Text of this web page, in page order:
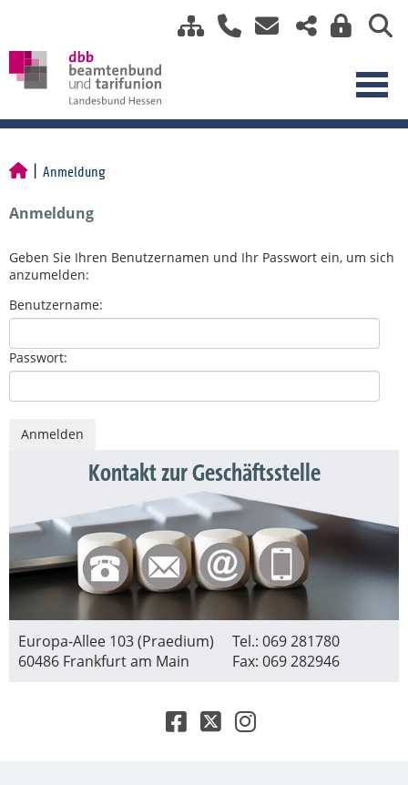
Anmeldung
Anmeldung
Geben Sie Ihren Benutzernamen und Ihr Passwort ein, um sich
anzumelden:
Benutzername:
Passwort:
Kontakt zur Geschäftsstelle
Europa-Allee 103 (Praedium)
60486 Frankfurt am Main
Tel.: 069 281780
Fax: 069 282946